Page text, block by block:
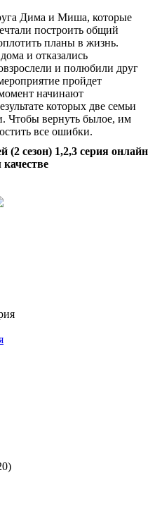
Дима и Миша, которые
построить общий
планы в жизнь.
и отказались
и полюбили друг
пройдет
начинают
которых две семьи
Чтобы вернуть былое, им
все ошибки.
(2 сезон) 1,2,3 серия онлайн